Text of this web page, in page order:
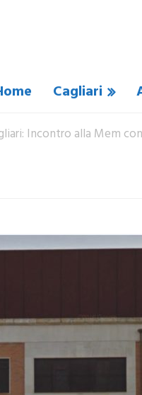
Cagliari
Incontro alla Mem